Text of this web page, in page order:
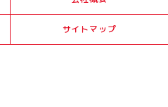
サイトマップ